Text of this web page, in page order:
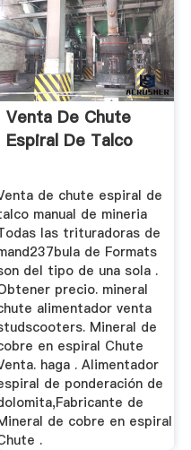
Venta De Chute
Espiral De Talco
de chute espiral de
manual de mineria
las trituradoras de
de Formats
del tipo de una sola .
precio. mineral
alimentador venta
Mineral de
en espiral Chute
haga . Alimentador
de ponderación de
de
de cobre en espiral
.